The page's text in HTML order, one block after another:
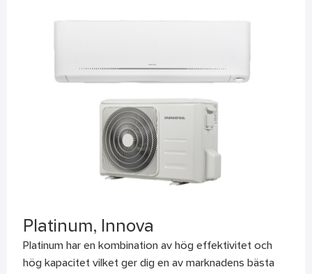
Platinum, Innova
Platinum har en kombination av hög effektivitet och
hög kapacitet vilket ger dig en av marknadens bästa